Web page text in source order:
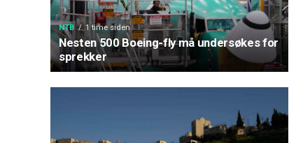
NTB 1 time siden
Nesten 500 Boeing-fly må undersøkes for
sprekker